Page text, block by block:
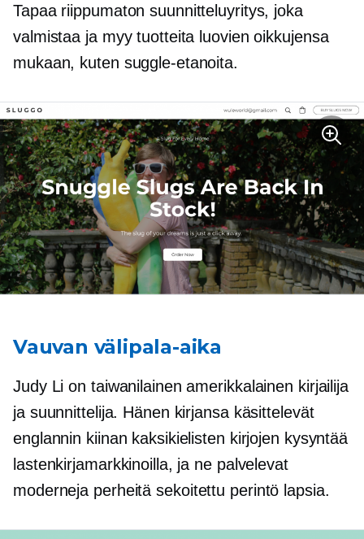
Tapaa riippumaton suunnitteluyritys, joka
valmistaa ja myy tuotteita luovien oikkujensa
mukaan, kuten suggle-etanoita.
Vauvan välipala-aika
Judy Li on taiwanilainen amerikkalainen kirjailija
ja suunnittelija. Hänen kirjansa käsittelevät
englannin kiinan kaksikielisten kirjojen kysyntää
lastenkirjamarkkinoilla, ja ne palvelevat
moderneja perheitäsekoitettu perintö lapsia.